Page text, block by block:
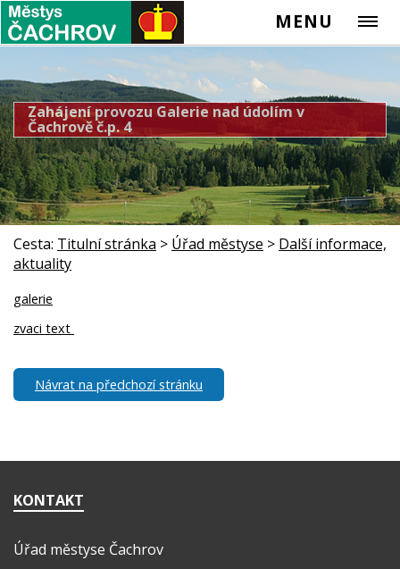
MENU
Zahájení provozu Galerie nad údolím v
Čachrově č.p. 4
Cesta: Titulní stránka > Úřad městyse > Další informace,
aktuality
galerie
zvaci text
Návrat na předchozí stránku
KONTAKT
Úřad městyse Čachrov